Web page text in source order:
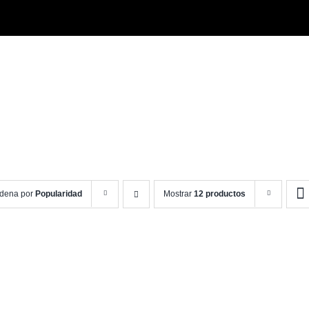
por Popularidad Mostrar 12 productos